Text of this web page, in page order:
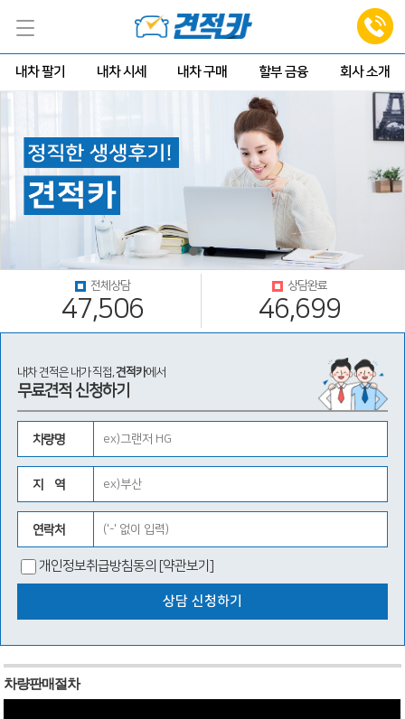
내차 팔기 내차 시세 내차 구매 할부 금융 회사 소개
전체상담
47,506
상담완료
46,699
내차 견적은 내가 직접, 견적카에서
무료견적 신청하기
차량명
지 역
연락처
개인정보취급방침동의 [약관보기]
차량판매절차